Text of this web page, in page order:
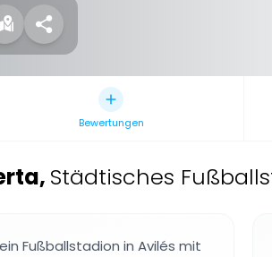
Bewertungen
, Städtisches
Fußballstadion in Avilés mit